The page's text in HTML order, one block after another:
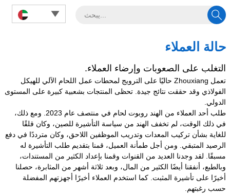
 
حالة العملاء
التغلب على الصعوبات وإرضاء العملاء.
تعمل Zhouxiang حاليًا على الترويج لمحطات عمل اللحام الآلي للهيكل
الفولاذي وقد حققت نتائج جيدة. تحظى المنتجات بشعبية كبيرة على المستوى
الدولي.
طلب أحد العملاء من الهند روبوت لحام في منتصف عام 2023. ومع ذلك،
في ذلك الوقت، لم تخفف الهند من سياسة التأشيرة للصين، وكان قلقًا
للغاية بشأن تركيب المعدات وتدريب الموظفين اللاحق، وكان مترددًا في دفع
الرصيد المتبقي. ومن أجل طمأنة العميل، قمنا بتقديم طلب التأشيرة له
مسبقًا. لقد وجدنا العديد من القنوات وقمنا بإعداد الكثير من المستندات،
وبالطبع، أنفقنا أيضًا الكثير من المال، وبعد ثلاثة أشهر من المثابرة، حصلنا
أخيرًا على تأشيرة المثبت. كما استخدم العملاء أخيرًا أجهزتهم المفضلة
حسب رغبتهم.